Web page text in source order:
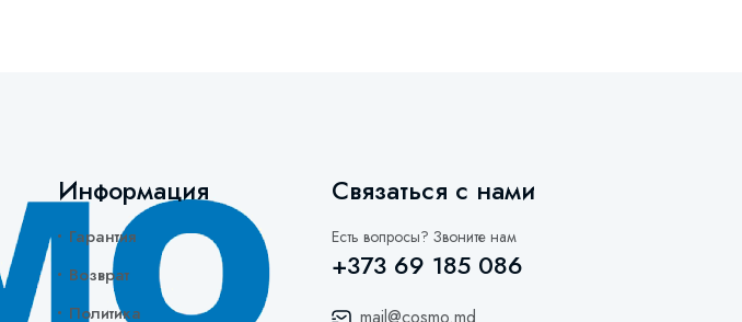
Информация
Гарантия
Возврат
Политика
Связаться с нами
Есть вопросы? Звоните нам
+373 69 185 086